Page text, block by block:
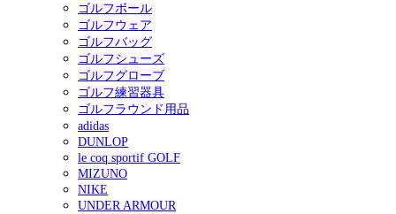
ゴルフボール
ゴルフウェア
ゴルフバッグ
ゴルフシューズ
ゴルフグローブ
ゴルフ練習器具
ゴルフラウンド用品
adidas
DUNLOP
le coq sportif GOLF
MIZUNO
NIKE
UNDER ARMOUR